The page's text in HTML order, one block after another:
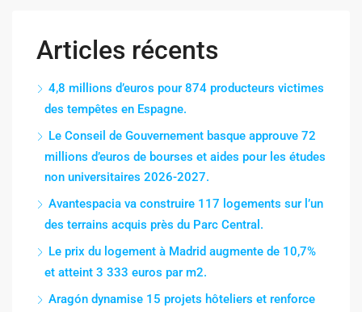
Articles récents
4,8 millions d’euros pour 874 producteurs victimes
des tempêtes en Espagne.
Le Conseil de Gouvernement basque approuve 72
millions d’euros de bourses et aides pour les études
non universitaires 2026-2027.
Avantespacia va construire 117 logements sur l’un
des terrains acquis près du Parc Central.
Le prix du logement à Madrid augmente de 10,7%
et atteint 3 333 euros par m2.
Aragón dynamise 15 projets hôteliers et renforce